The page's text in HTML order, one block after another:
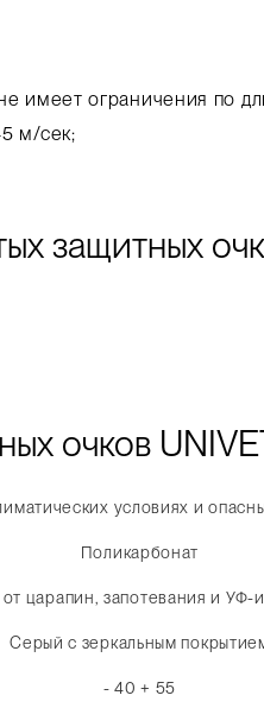
имеет ограничения по
м/сек;
защитных
очков
условиях и
Поликарбонат
царапин, запотевания и УФ-
Серый с зеркальным
- 40 + 55